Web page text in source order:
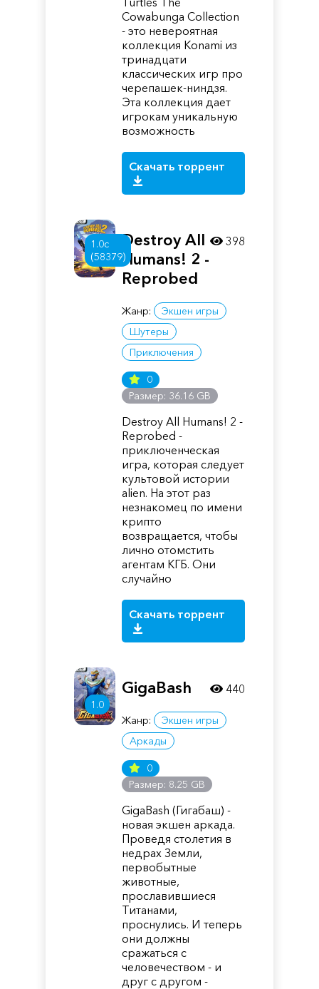
Cowabunga Collection
- это невероятная
коллекция Konami из
тринадцати
классических игр про
черепашек-ниндзя.
Эта коллекция дает
игрокам уникальную
возможность
Скачать торрент
1.0c
(58379)
Destroy All
Humans! 2 -
Reprobed
Жанр:
Экшен игры
Шутеры
Приключения
0
Размер: 36.16 GB
Destroy All Humans! 2 -
Reprobed -
приключенческая
игра, которая следует
культовой истории
alien. На этот раз
незнакомец по имени
крипто
возвращается, чтобы
лично отомстить
агентам КГБ. Они
случайно
Скачать торрент
398
1.0
GigaBash
Жанр:
Экшен игры
Аркады
0
Размер: 8.25 GB
GigaBash (Гигабаш) -
новая экшен аркада.
Проведя столетия в
недрах Земли,
первобытные
животные,
прославившиеся
Титанами,
проснулись. И теперь
они должны
сражаться с
человечеством - и
друг с другом -
440